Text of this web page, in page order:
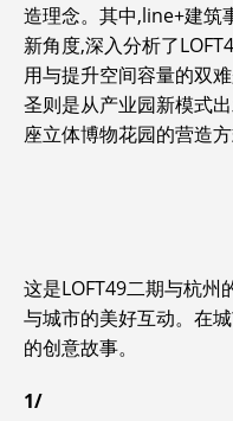
造理念。其中,line+建筑
新角度,深入分析了
用与提升空间容量的双
圣则是从产业园新模式
座立体博物花园的营造方
这是LOFT49二期与杭州
与城市的美好互动。在
的创意故事。
1/